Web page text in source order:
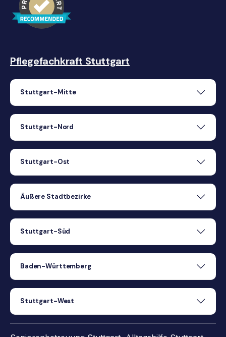
Pflegefachkraft Stuttgart
Stuttgart-Mitte
Stuttgart-Nord
Stuttgart-Ost
Äußere Stadtbezirke
Stuttgart-Süd
Baden-Württemberg
Stuttgart-West